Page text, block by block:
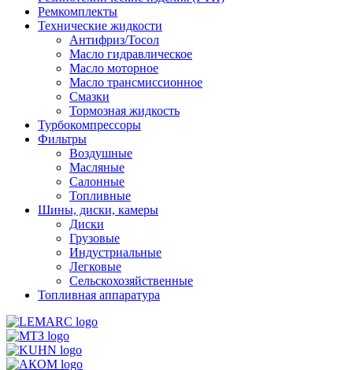
Ремкомплекты
Технические жидкости
Антифриз/Тосол
Масло гидравлическое
Масло моторное
Масло трансмиссионное
Смазки
Тормозная жидкость
Турбокомпрессоры
Фильтры
Воздушные
Масляные
Салонные
Топливные
Шины, диски, камеры
Диски
Грузовые
Индустриальные
Легковые
Сельскохозяйственные
Топливная аппаратура